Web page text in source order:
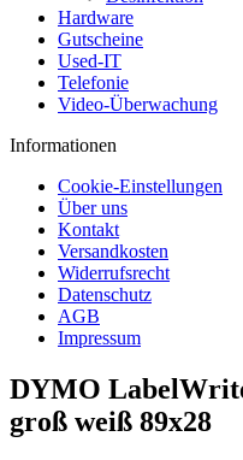
Hardware
Gutscheine
Used-IT
Telefonie
Video-Überwachung
Informationen
Cookie-Einstellungen
Über uns
Kontakt
Versandkosten
Widerrufsrecht
Datenschutz
AGB
Impressum
DYMO
groß weiß 89x28